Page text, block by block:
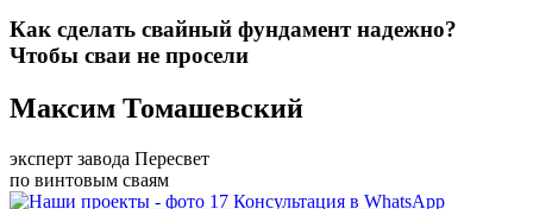
Как сделать свайный фундамент надежно?
Чтобы сваи не просели
Максим Томашевский
эксперт завода Пересвет
по винтовым сваям
Консультация в WhatsApp